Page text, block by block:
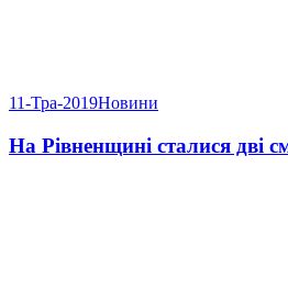
11-Тра-2019Новини
На Рівненщині сталися дві